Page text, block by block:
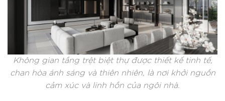
Không gian tầng trệt biệt thự được thiết kế tinh tế,
chan hòa ánh sáng và thiên nhiên, là nơi khởi nguồn
cảm xúc và linh hồn của ngôi nhà.